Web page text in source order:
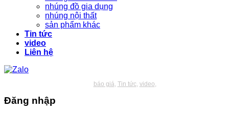
nhúng đồ gia dụng
nhúng nội thất
sản phẩm khác
Tin tức
video
Liên hệ
báo giá Tin tức video
Đăng nhập